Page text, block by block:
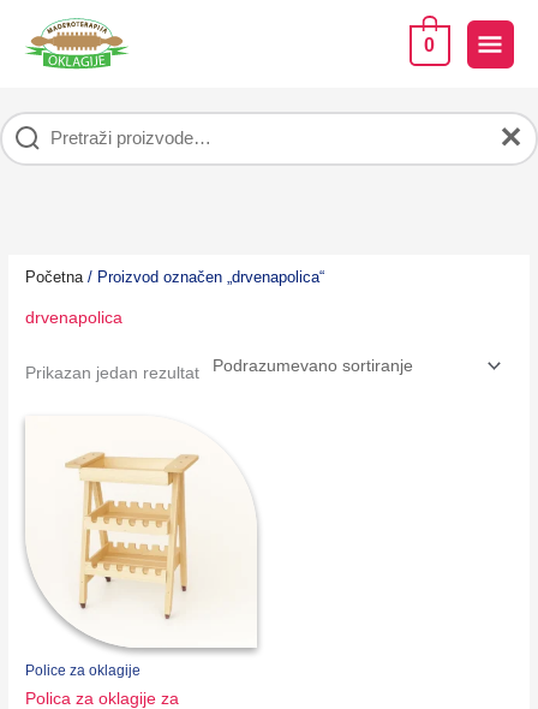
sadržaj
0
✕
Početna / Proizvod označen „drvenapolica“
drvenapolica
Prikazan jedan rezultat
Police za oklagije
Polica za oklagije za